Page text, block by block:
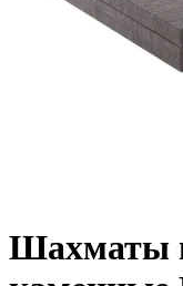
Шахматы